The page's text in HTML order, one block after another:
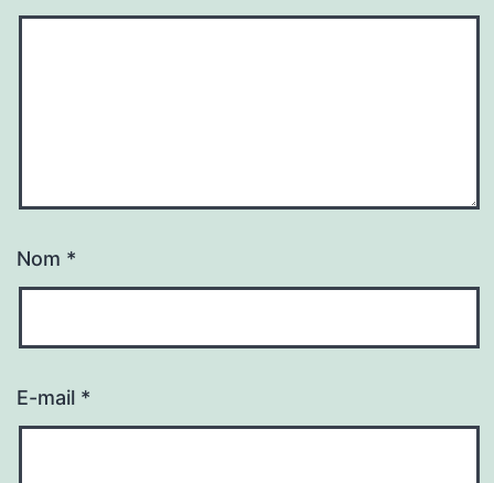
Nom *
E-mail *